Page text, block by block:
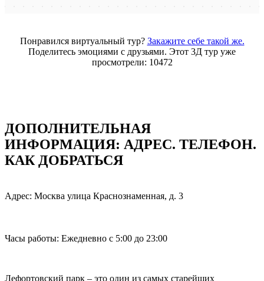
Понравился виртуальный тур? Закажите себе такой же.
Поделитесь эмоциями с друзьями. Этот 3Д тур уже
просмотрели: 10472
ДОПОЛНИТЕЛЬНАЯ
ИНФОРМАЦИЯ: АДРЕC. ТЕЛЕФОН.
КАК ДОБРАТЬСЯ
Адрес: Москва улица Краснознаменная, д. 3
Часы работы: Ежедневно с 5:00 до 23:00
Лефортовский парк – это один из самых старейших